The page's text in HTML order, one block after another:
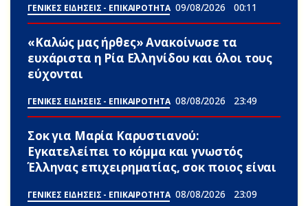
ΓΕΝΙΚΕΣ ΕΙΔΗΣΕΙΣ - ΕΠΙΚΑΙΡΟΤΗΤΑ 09/08/2026 00:11
«Καλώς μας ήρθες» Ανακοίνωσε τα
ευxάριστα η Ρία Ελληνίδου και όλοι τους
εύχονται
ΓΕΝΙΚΕΣ ΕΙΔΗΣΕΙΣ - ΕΠΙΚΑΙΡΟΤΗΤΑ 08/08/2026 23:49
Σoκ για Μαρία Καρυστιανού:
Εγκατελείπει το κόμμα και γνωστός
Έλληνας επιχειρηματίας, σoκ ποιος είναι
ΓΕΝΙΚΕΣ ΕΙΔΗΣΕΙΣ - ΕΠΙΚΑΙΡΟΤΗΤΑ 08/08/2026 23:09